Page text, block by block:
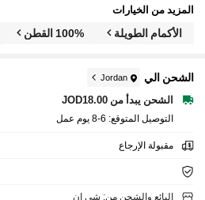
المزيد من الخيارات
الأكمام الطويلة 100% القطن
الشحن الي Jordan
الشحن يبدأ من JOD18.00
التوصيل المتوقع: 6-8 يوم عمل
مقبولة الإرجاع
البائع والشحن من: شي إن